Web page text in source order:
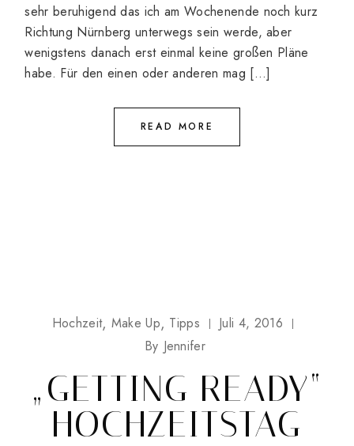
sehr beruhigend das ich am Wochenende noch kurz
Richtung Nürnberg unterwegs sein werde, aber
wenigstens danach erst einmal keine großen Pläne
habe. Für den einen oder anderen mag […]
READ MORE
Hochzeit Make Up Tipps
Juli 4, 2016
By Jennifer
„GETTING READY“
HOCHZEITSTAG